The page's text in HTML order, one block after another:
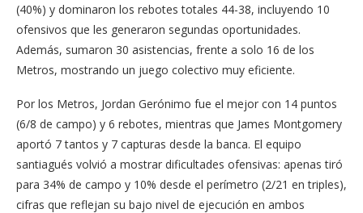
(40%) y dominaron los rebotes totales 44-38, incluyendo 10
ofensivos que les generaron segundas oportunidades.
Además, sumaron 30 asistencias, frente a solo 16 de los
Metros, mostrando un juego colectivo muy eficiente.
Por los Metros, Jordan Gerónimo fue el mejor con 14 puntos
(6/8 de campo) y 6 rebotes, mientras que James Montgomery
aportó 7 tantos y 7 capturas desde la banca. El equipo
santiagués volvió a mostrar dificultades ofensivas: apenas tiró
para 34% de campo y 10% desde el perímetro (2/21 en triples),
cifras que reflejan su bajo nivel de ejecución en ambos